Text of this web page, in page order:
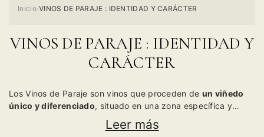
Inicio›VINOS DE PARAJE : IDENTIDAD Y CARÁCTER
VINOS DE PARAJE : IDENTIDAD Y
CARÁCTER
Los Vinos de Paraje son vinos que proceden de un viñedo
único y diferenciado, situado en una zona específica y
delimitada, y que cuenta con unas características singulares
y excepcionales en cuanto a clima, suelo, orientación, altitud
Leer más